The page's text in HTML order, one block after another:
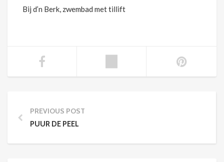
Bij d’n Berk, zwembad met tillift
PREVIOUS POST
PUUR DE PEEL